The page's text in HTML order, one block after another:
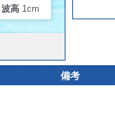
波高 1cm
備考